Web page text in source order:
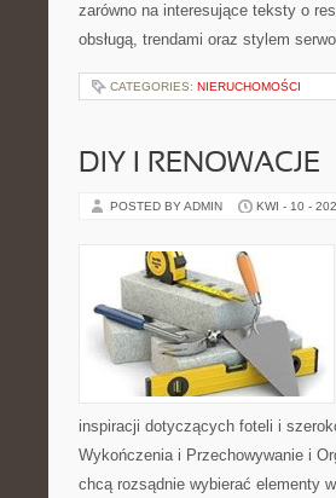
zarówno na interesujące teksty o
obsługą, trendami oraz stylem
CATEGORIES: NIERUCHOMOŚCI
DIY I RENOWACJE
POSTED BY ADMIN KWI - 10 -
inspiracji dotyczących foteli i
Wykończenia i Przechowywanie i
chcą rozsądnie wybierać elementy